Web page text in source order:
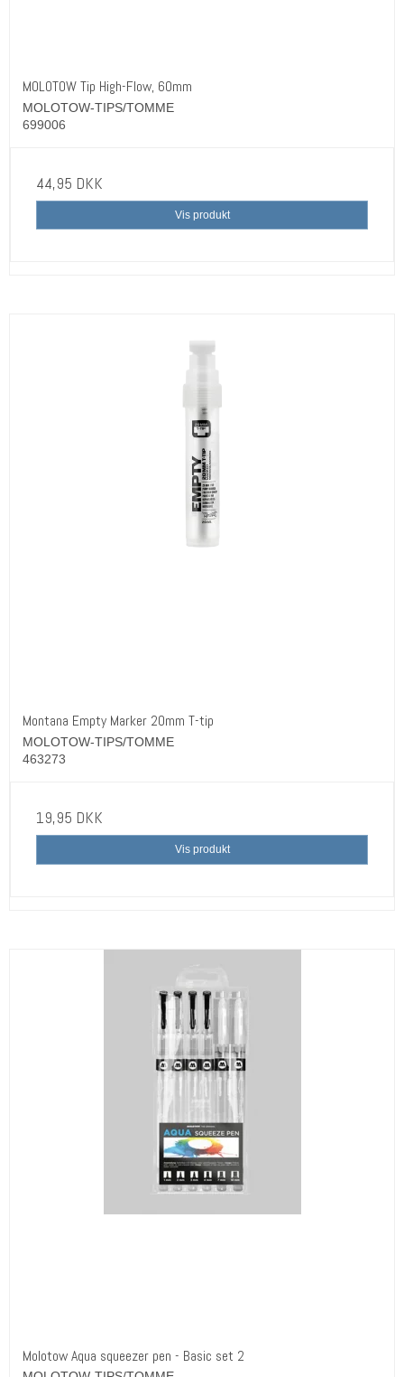
MOLOTOW Tip High-Flow, 60mm
MOLOTOW-TIPS/TOMME
699006
44,95 DKK
Vis produkt
Montana Empty Marker 20mm T-tip
MOLOTOW-TIPS/TOMME
463273
19,95 DKK
Vis produkt
Molotow Aqua squeezer pen - Basic set 2